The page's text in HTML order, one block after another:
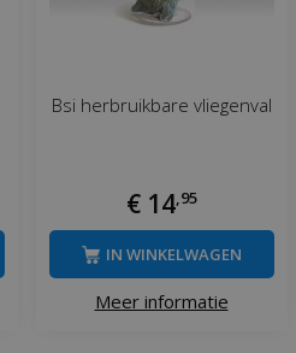
Bsi herbruikbare vliegenval
€ 14,95
Meer informatie
IN WINKELWAGEN